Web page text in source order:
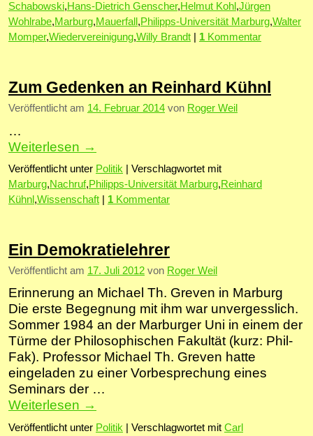
Schabowski,Hans-Dietrich Genscher,Helmut Kohl ,Jürgen
Wohlrabe,Marburg,Mauerfall ,Philipps-Universität Marburg,Walter
Momper,Wiedervereinigung,Willy Brandt 1 Kommentar
Zum Gedenken an Reinhard Kühnl
Veröffentlicht am 14. Februar 2014 von Roger Weil
…
Weiterlesen →
Veröffentlicht unter Politik
Verschlagwortet mit
Marburg,Nachruf,Philipps-Universität Marburg,Reinhard
Kühnl ,Wissenschaft 1 Kommentar
Ein Demokratielehrer
Veröffentlicht am 17. Juli 2012 von Roger Weil
Erinnerung an Michael Th. Greven in Marburg
Die erste Begegnung mit ihm war unvergesslich.
Sommer 1984 an der Marburger Uni in einem der
Türme der Philosophischen Fakultät (kurz: Phil-
Fak). Professor Michael Th. Greven hatte
eingeladen zu einer Vorbesprechung eines
Seminars der …
Weiterlesen →
Veröffentlicht unter Politik Verschlagwortet mit Carl